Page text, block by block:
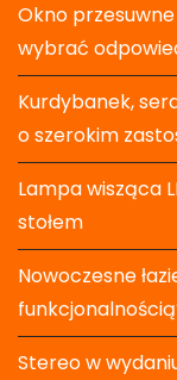
Okno
wybrać
Kurdybanek,
o szerokim
Lampa wisząca
stołem
Nowoczesne
Stereo w